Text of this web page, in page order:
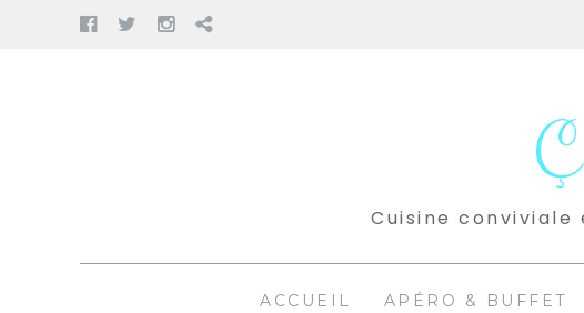
FacebookTwitter
Instagram
Pinterest
Cuisine
ACCUEIL APÉRO & BUFFET